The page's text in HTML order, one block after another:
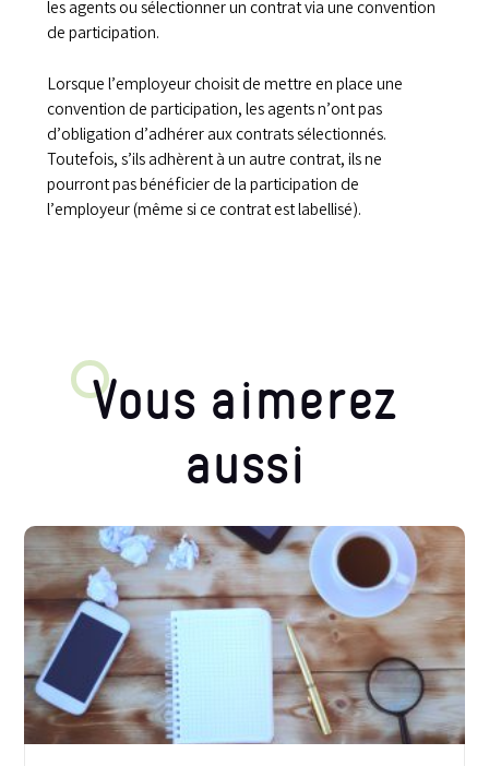
les agents ou sélectionner un contrat via une convention
de participation.
Lorsque l’employeur choisit de mettre en place une
convention de participation, les agents n’ont pas
d’obligation d’adhérer aux contrats sélectionnés.
Toutefois, s’ils adhèrent à un autre contrat, ils ne
pourront pas bénéficier de la participation de
l’employeur (même si ce contrat est labellisé).
Vous aimerez
aussi